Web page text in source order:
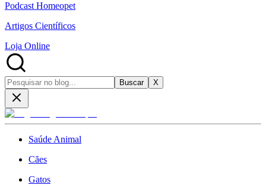
Podcast Homeopet
Artigos Científicos
Loja Online
Buscar X
Saúde Animal
Cães
Gatos